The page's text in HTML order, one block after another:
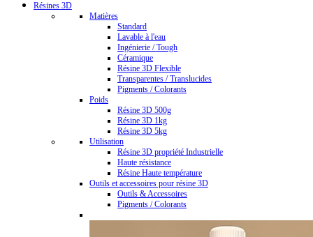
Résines 3D
Matières
Standard
Lavable à l'eau
Ingénierie / Tough
Céramique
Résine 3D Flexible
Transparentes / Translucides
Pigments / Colorants
Poids
Résine 3D 500g
Résine 3D 1kg
Résine 3D 5kg
Utilisation
Résine 3D propriété Industrielle
Haute résistance
Résine Haute température
Outils et accessoires pour résine 3D
Outils & Accessoires
Pigments / Colorants